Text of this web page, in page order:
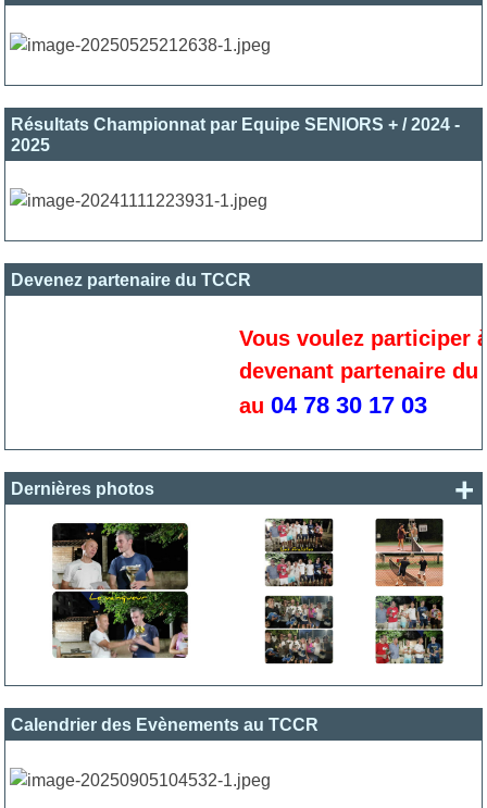
Résultats Championnat par Equipe SENIORS + / 2024 -
2025
Devenez partenaire du TCCR
Vous voulez participer à
devenant partenaire du
au04 78 30 17 03
Dernières photos +
Calendrier des Evènements au TCCR